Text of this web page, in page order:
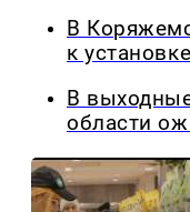
В
к
В
области